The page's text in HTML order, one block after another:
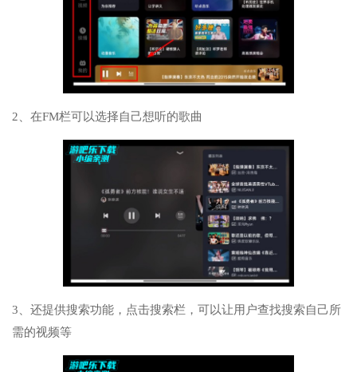
2、在FM栏可以选择自己想听的歌曲
3、还提供搜索功能，点击搜索栏，可以让用户查找搜索自己所
需的视频等